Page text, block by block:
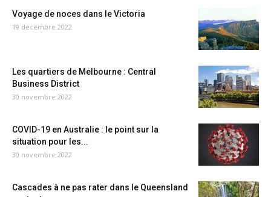
Voyage de noces dans le Victoria
19 décembre 2022
Les quartiers de Melbourne : Central
Business District
30 novembre 2022
COVID-19 en Australie : le point sur la
situation pour les...
30 novembre 2022
Cascades à ne pas rater dans le Queensland